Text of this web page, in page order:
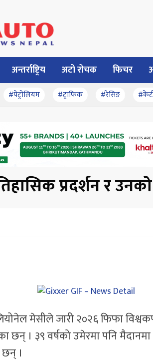
अन्तर्राष्ट्रिय अटो रोचक फिचर
#पेट्रोलियम #ट्राफिक #रेसिङ
प्रदर्शन र
मेसीले जारी २०२६ फिफा
छन् । ३९ वर्षको उमेरमा पनि
।